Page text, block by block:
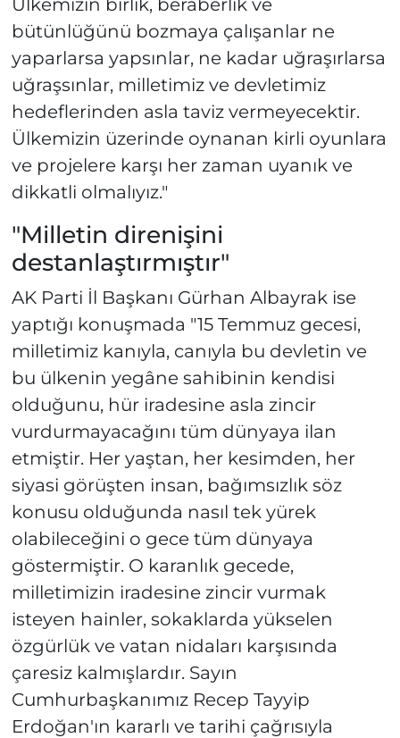
Ülkemizin birlik, beraberlik ve
bütünlüğünü bozmaya çalışanlar ne
yaparlarsa yapsınlar, ne kadar uğraşırlarsa
uğraşsınlar, milletimiz ve devletimiz
hedeflerinden asla taviz vermeyecektir.
Ülkemizin üzerinde oynanan kirli oyunlara
ve projelere karşı her zaman uyanık ve
dikkatli olmalıyız."
"Milletin direnişini
destanlaştırmıştır"
AK Parti İl Başkanı Gürhan Albayrak ise
yaptığı konuşmada "15 Temmuz gecesi,
milletimiz kanıyla, canıyla bu devletin ve
bu ülkenin yegâne sahibinin kendisi
olduğunu, hür iradesine asla zincir
vurdurmayacağını tüm dünyaya ilan
etmiştir. Her yaştan, her kesimden, her
siyasi görüşten insan, bağımsızlık söz
konusu olduğunda nasıl tek yürek
olabileceğini o gece tüm dünyaya
göstermiştir. O karanlık gecede,
milletimizin iradesine zincir vurmak
isteyen hainler, sokaklarda yükselen
özgürlük ve vatan nidaları karşısında
çaresiz kalmışlardır. Sayın
Cumhurbaşkanımız Recep Tayyip
Erdoğan'ın kararlı ve tarihi çağrısıyla